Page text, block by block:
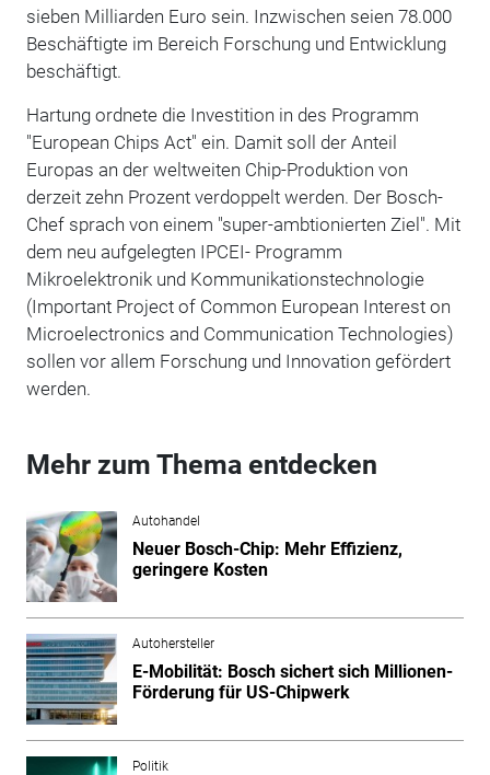
sieben Milliarden Euro sein. Inzwischen seien 78.000
Beschäftigte im Bereich Forschung und Entwicklung
beschäftigt.
Hartung ordnete die Investition in des Programm
"European Chips Act" ein. Damit soll der Anteil
Europas an der weltweiten Chip-Produktion von
derzeit zehn Prozent verdoppelt werden. Der Bosch-
Chef sprach von einem "super-ambtionierten Ziel". Mit
dem neu aufgelegten IPCEI- Programm
Mikroelektronik und Kommunikationstechnologie
(Important Project of Common European Interest on
Microelectronics and Communication Technologies)
sollen vor allem Forschung und Innovation gefördert
werden.
Mehr zum Thema entdecken
Autohandel
Neuer Bosch-Chip: Mehr Effizienz,
geringere Kosten
Autohersteller
E-Mobilität: Bosch sichert sich Millionen-
Förderung für US-Chipwerk
Politik